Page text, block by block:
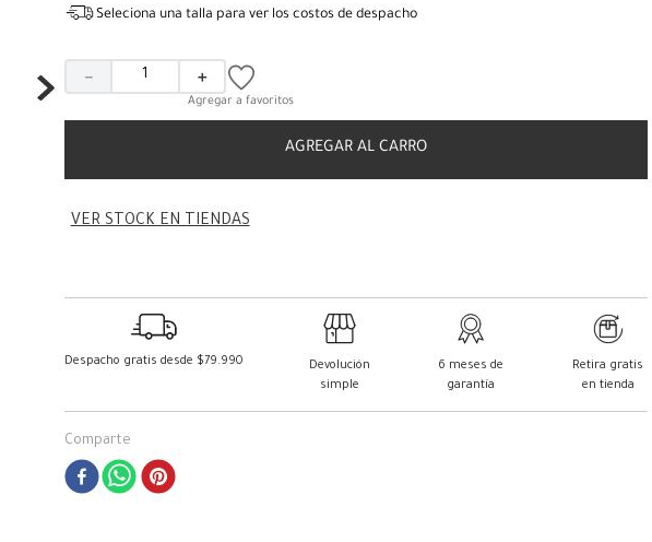
Seleciona una talla para ver los costos de despacho
＋
－
AGREGAR AL CARRO
VER STOCK EN TIENDAS
Despacho gratis desde $79.990
Devolución
simple
6 meses de
garantía
Retira gratis
en tienda
Comparte